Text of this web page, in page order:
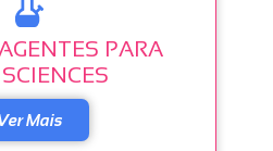
PARA
Mais